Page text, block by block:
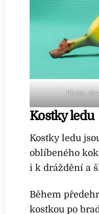
Photo:
Kostky ledu
Kostky ledu
oblíbeného
i k dráždění a
Během
kostkou po